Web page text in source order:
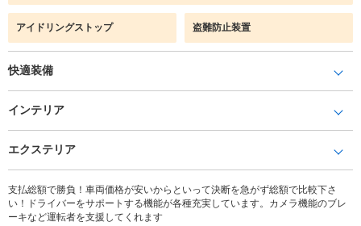
アイドリングストップ 盗難防止装置
快適装備
インテリア
エクステリア
支払総額で勝負！車両価格が安いからといって決断を急がず総額で比較下さ
い！ドライバーをサポートする機能が各種充実しています。カメラ機能のブレ
ーキなど運転者を支援してくれます